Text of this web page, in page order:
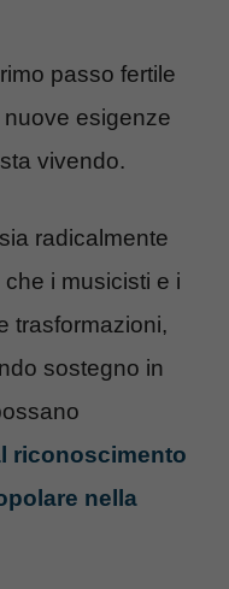
passo fertile
esigenze
vivendo.
radicalmente
i musicisti e i
trasformazioni,
sostegno in
riconoscimento
nella